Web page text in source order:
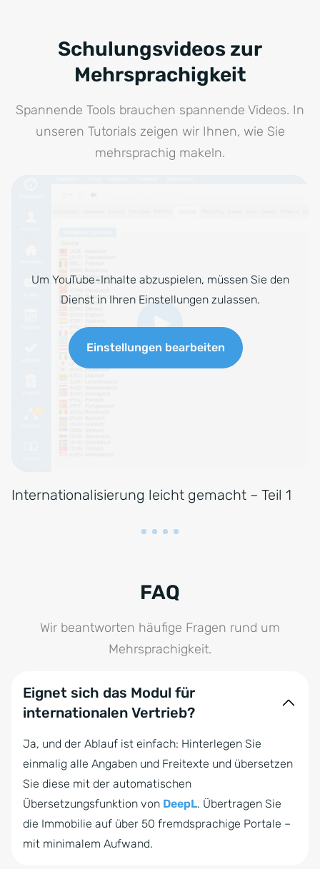
Schulungsvideos zur
Mehrsprachigkeit
Spannende Tools brauchen spannende Videos. In
unseren Tutorials zeigen wir Ihnen, wie Sie
mehrsprachig makeln.
Um YouTube-Inhalte abzuspielen, müssen Sie den
Dienst in Ihren Einstellungen zulassen.
Einstellungen bearbeiten
Internationalisierung leicht gemacht – Teil 1
FAQ
Wir beantworten häufige Fragen rund um
Mehrsprachigkeit.
Eignet sich das Modul für
internationalen Vertrieb?
Ja, und der Ablauf ist einfach: Hinterlegen Sie
einmalig alle Angaben und Freitexte und übersetzen
Sie diese mit der automatischen
Übersetzungsfunktion von DeepL. Übertragen Sie
die Immobilie auf über 50 fremdsprachige Portale –
mit minimalem Aufwand.